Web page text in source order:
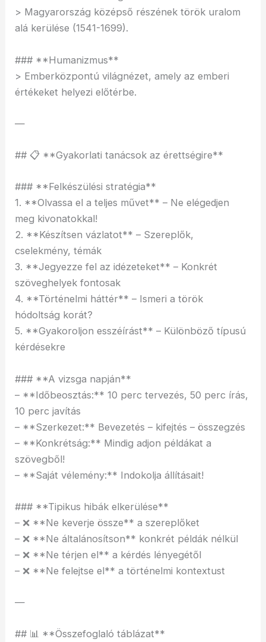
> Magyarország középső részének török uralom
alá kerülése (1541-1699).
### **Humanizmus**
> Emberközpontú világnézet, amely az emberi
értékeket helyezi előtérbe.
—
## 📋 **Gyakorlati tanácsok az érettségire**
### **Felkészülési stratégia**
1. **Olvassa el a teljes művet** – Ne elégedjen
meg kivonatokkal!
2. **Készítsen vázlatot** – Szereplők,
cselekmény, témák
3. **Jegyezze fel az idézeteket** – Konkrét
szöveghelyek fontosak
4. **Történelmi háttér** – Ismeri a török
hódoltság korát?
5. **Gyakoroljon esszéírást** – Különböző típusú
kérdésekre
### **A vizsga napján**
– **Időbeosztás:** 10 perc tervezés, 50 perc írás,
10 perc javítás
– **Szerkezet:** Bevezetés – kifejtés – összegzés
– **Konkrétság:** Mindig adjon példákat a
szövegből!
– **Saját vélemény:** Indokolja állításait!
### **Tipikus hibák elkerülése**
– ❌ **Ne keverje össze** a szereplőket
– ❌ **Ne általánosítson** konkrét példák nélkül
– ❌ **Ne térjen el** a kérdés lényegétől
– ❌ **Ne felejtse el** a történelmi kontextust
—
## 📊 **Összefoglaló táblázat**